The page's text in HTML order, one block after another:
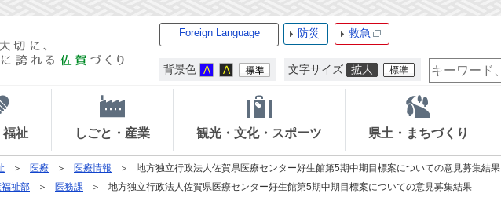
Foreign Language 防災 救急
背景色 文字サイズ
検
索
ー
ー
ド
福祉 しごと・産業 観光・文化・スポーツ 県土・まちづくり
医療 医療情報
地方独立行政法人佐賀県医療センター好生館第5期中期目標案についての意見募集結果
祉部 医務課 地方独立行政法人佐賀県医療センター好生館第5期中期目標案についての意見募集結果